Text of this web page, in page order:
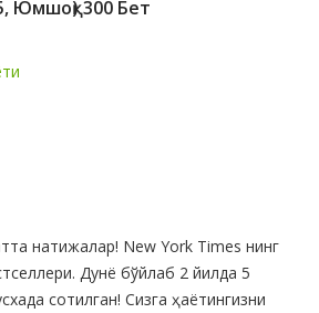
Юмшоқ) 300 Бет
натижалар! New York Times нинг
Дунё бўйлаб 2 йилда 5
сотилган! Сизга ҳаётингизни